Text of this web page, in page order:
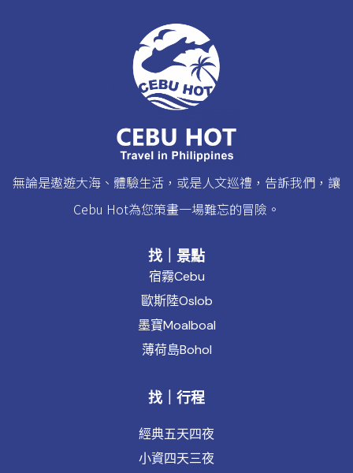
無論是遨遊大海、體驗生活，或是人文巡禮，告訴我們，讓
Cebu Hot為您策畫一場難忘的冒險。
找｜景點
宿霧Cebu
歐斯陸Oslob
墨寶Moalboal
薄荷島Bohol
找｜行程
經典五天四夜
小資四天三夜